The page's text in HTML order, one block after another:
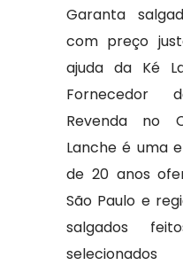
Garanta
com preço
ajuda da Ké
Fornecedor
Revenda no
Lanche é uma
de 20 anos
São Paulo e
salgados